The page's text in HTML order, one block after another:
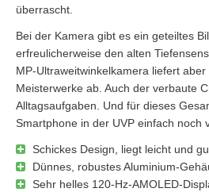
überrascht.
Bei der Kamera gibt es ein geteiltes
erfreulicherweise den alten
MP-Ultraweitwinkelkamera liefert
Meisterwerke ab. Auch der verbaute
Alltagsaufgaben. Und für dieses
Smartphone in der UVP einfach noch
Schickes Design, liegt leicht und
Dünnes, robustes Aluminium-
Sehr helles 120-Hz-AMOLED-